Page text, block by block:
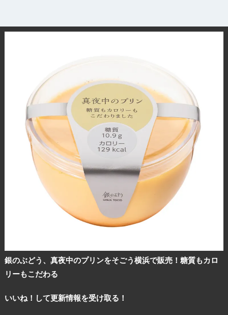
銀のぶどう、真夜中のプリンをそごう横浜で販売！糖質もカロ
リーもこだわる
いいね！して更新情報を受け取る！